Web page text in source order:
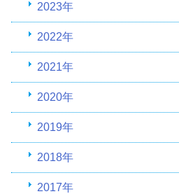
2023年
2022年
2021年
2020年
2019年
2018年
2017年